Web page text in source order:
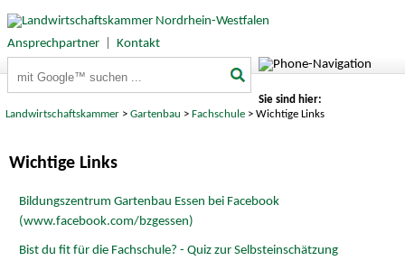
Ansprechpartner|
Kontakt
Sie sind hier:
Landwirtschaftskammer >Gartenbau >Fachschule > Wichtige Links
Wichtige Links
Bildungszentrum Gartenbau Essen bei Facebook
(www.facebook.com/bzgessen)
Bist du fit für die Fachschule? - Quiz zur Selbsteinschätzung